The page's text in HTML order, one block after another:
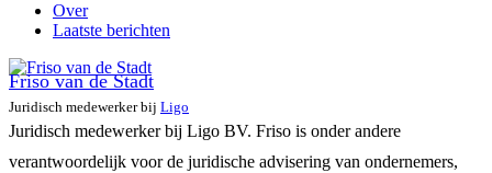
Over
Laatste berichten
Friso van de Stadt
Juridisch medewerkerbij Ligo
Juridisch medewerker bij Ligo BV. Friso is onder andere
verantwoordelijk voor de juridische advisering van ondernemers,